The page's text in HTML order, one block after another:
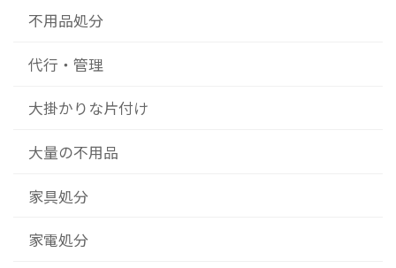
不用品処分
代行・管理
大掛かりな片付け
大量の不用品
家具処分
家電処分